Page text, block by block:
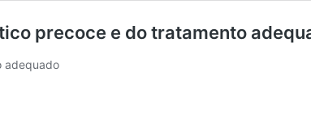
precoce e do tratamento
adequado